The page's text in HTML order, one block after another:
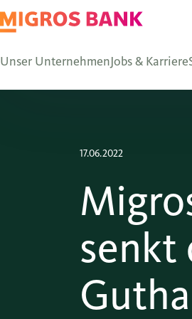
Unser UnternehmenJobs & Karriere
17.06.2022
senkt